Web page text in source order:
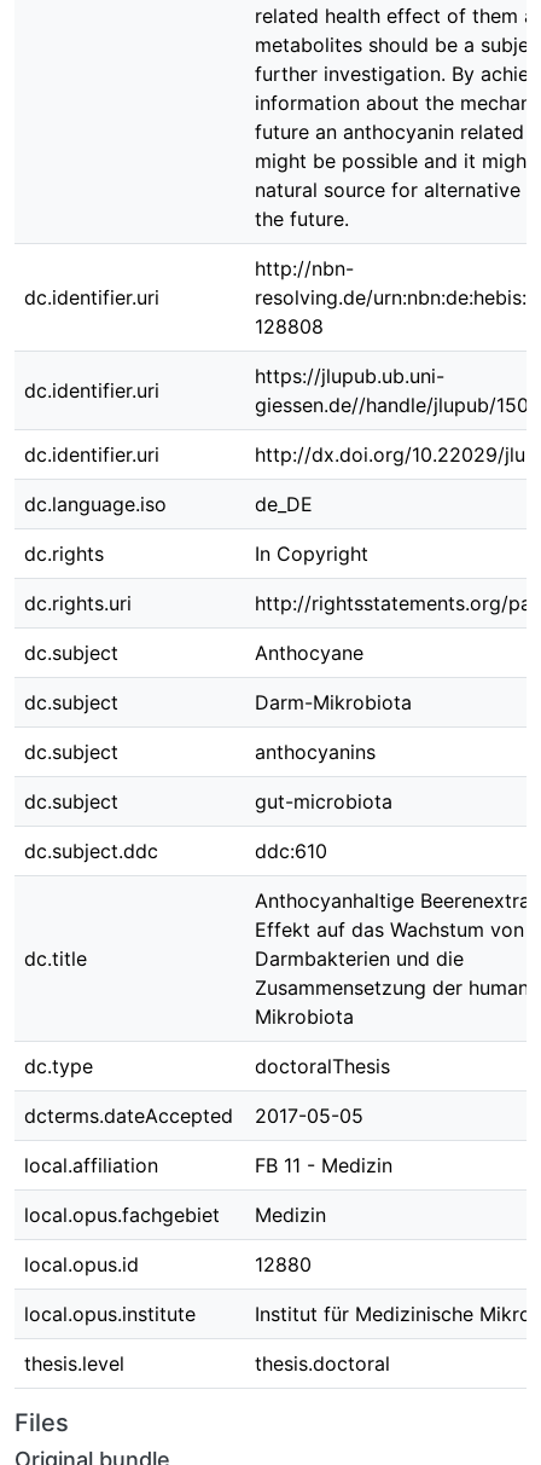
related health effect of them
metabolites should be a
further investigation. By
information about the
future an anthocyanin related
might be possible and it might
natural source for alternative
the future.
dc.identifier.uri
http://nbn-
resolving.de/
128808
dc.identifier.uri
https://jlupub.ub.uni-
giessen.de//handle/jlupub/
dc.identifier.uri http://dx.doi.org/10.22029/
dc.language.iso de_DE
dc.rights In Copyright
dc.rights.uri http://rightsstatements.org/
dc.subject Anthocyane
dc.subject Darm-Mikrobiota
dc.subject anthocyanins
dc.subject gut-microbiota
dc.subject.ddc ddc:610
dc.title
Anthocyanhaltige
Effekt auf das Wachstum von
Darmbakterien und die
Zusammensetzung der
Mikrobiota
dc.type doctoralThesis
dcterms.dateAccepted 2017-05-05
local.affiliation FB 11 - Medizin
local.opus.fachgebiet Medizin
local.opus.id 12880
local.opus.institute Institut für Medizinische
thesis.level thesis.doctoral
Files
Original bundle